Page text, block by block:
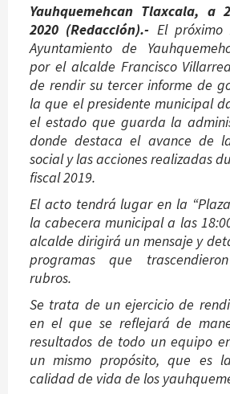
Yauhquemehcan Tlaxcala, a
2020 (Redacción).- El
Ayuntamiento de
por el alcalde Francisco
de rendir su tercer informe de
la que el presidente municipal
el estado que guarda la
donde destaca el avance de
social y las acciones realizadas
fiscal 2019.
El acto tendrá lugar en la
la cabecera municipal a las
alcalde dirigirá un mensaje y
programas que
rubros.
Se trata de un ejercicio de
en el que se reflejará de
resultados de todo un equipo
un mismo propósito, que es
calidad de vida de los